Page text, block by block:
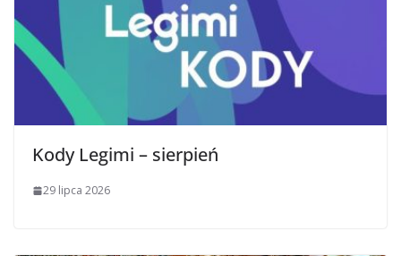
Kody Legimi – sierpień
29 lipca 2026